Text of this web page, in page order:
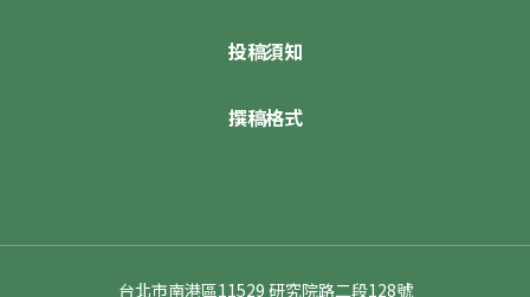
投稿須知
撰稿格式
台北市南港區11529 研究院路二段128號